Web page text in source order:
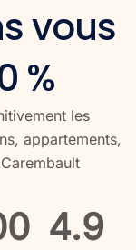
vous
%
les
appartements,
4.9